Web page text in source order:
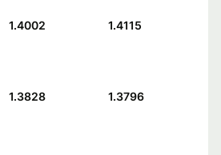
1.4002 1.4115
1.3828 1.3796